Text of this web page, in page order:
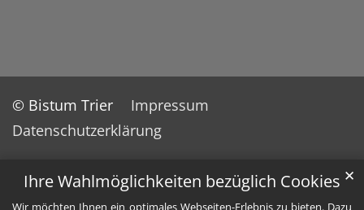
Ihre Wahlmöglichkeiten bezüglich Cookies
Wir möchten Ihnen ein optimales Webseiten-Erlebnis zu bieten. Dazu
✕
© Bistum Trier
Impressum
Datenschutzerklärung